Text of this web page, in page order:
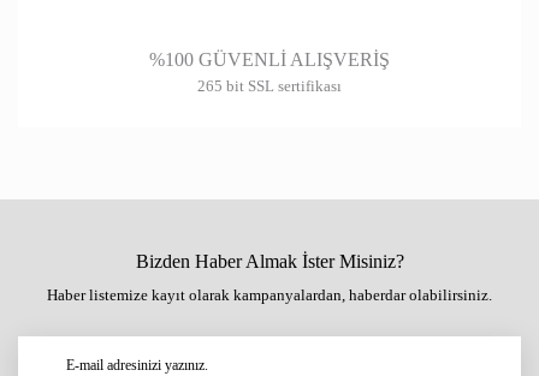
%100 GÜVENLİ ALIŞVERİŞ
265 bit SSL sertifikası
Bizden Haber Almak İster Misiniz?
Haber listemize kayıt olarak kampanyalardan, haberdar olabilirsiniz.